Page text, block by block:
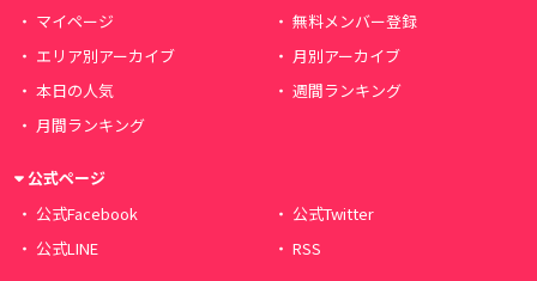
マイページ
無料メンバー登録
エリア別アーカイブ
月別アーカイブ
本日の人気
週間ランキング
月間ランキング
公式ページ
公式Facebook
公式Twitter
公式LINE
RSS